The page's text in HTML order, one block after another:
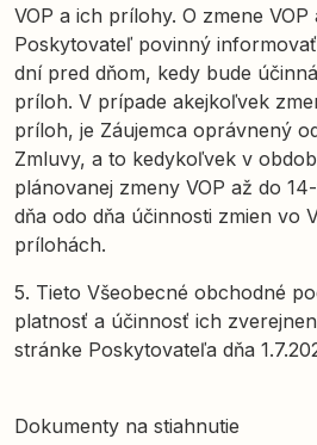
VOP a ich prílohy. O zmene
Poskytovateľ povinný
dní pred dňom, kedy bude
príloh. V prípade akejkoľvek
príloh, je Záujemca oprávnený
Zmluvy, a to kedykoľvek v
plánovanej zmeny VOP až do
dňa odo dňa účinnosti zmien vo
prílohách.
5. Tieto Všeobecné obchodné
platnosť a účinnosť ich
stránke Poskytovateľa dňa
Dokumenty na stiahnutie